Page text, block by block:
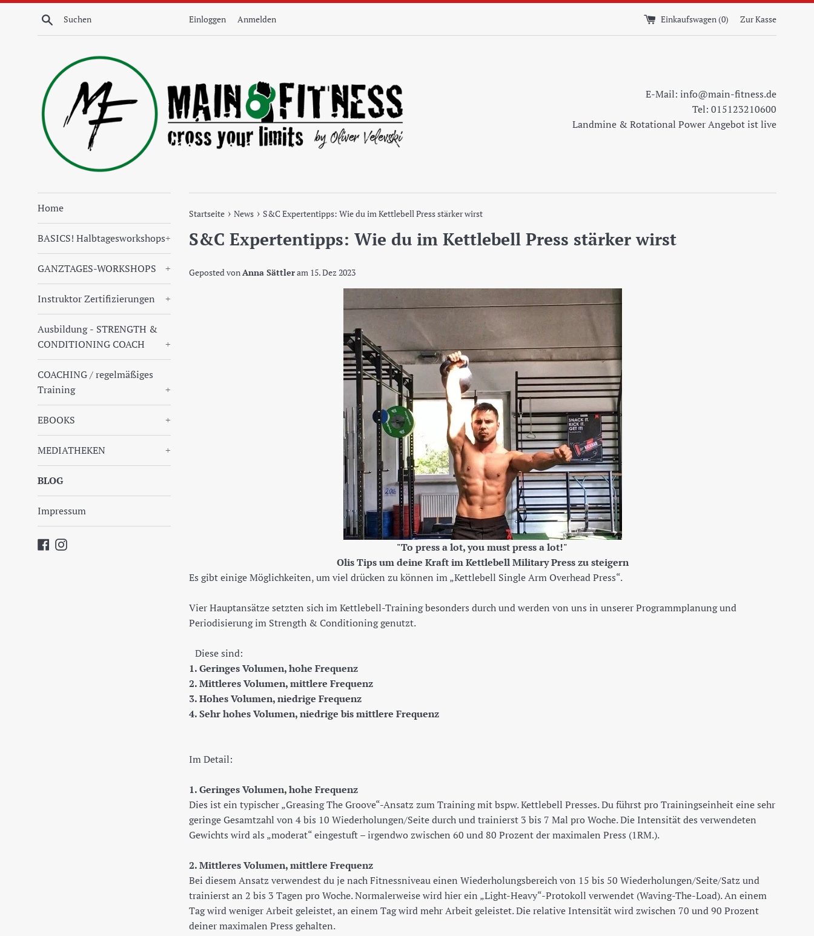
Direkt
Suchen Einloggen Anmelden Einkaufswagen (0) Zur Kasse
E-Mail: info@main-fitness.de
Tel: 015123210600
Landmine & Rotational Power Angebot ist live
Home
BASICS! Halbtagesworkshops+
GANZTAGES-WORKSHOPS +
Instruktor Zertifizierungen +
Ausbildung - STRENGTH &
CONDITIONING COACH
+
COACHING / regelmäßiges
Training
+
EBOOKS +
MEDIATHEKEN +
BLOG
Impressum
Facebook
Instagram
Startseite › News › S&C Expertentipps: Wie du im Kettlebell Press stärker wirst
S&C Expertentipps: Wie du im Kettlebell Press stärker wirst
Geposted vonAnna Sättleram 15. Dez 2023
"To press a lot, you must press a lot!"
Olis Tips um deine Kraft im Kettlebell Military Press zu steigern
Es gibt einige Möglichkeiten, um viel drücken zu können im „Kettlebell Single Arm Overhead Press“.
Vier Hauptansätze setzten sich im Kettlebell-Training besonders durch und werden von uns in unserer Programmplanung und
Periodisierung im Strength & Conditioning genutzt.
Diese sind:
1. Geringes Volumen, hohe Frequenz
2. Mittleres Volumen, mittlere Frequenz
3. Hohes Volumen, niedrige Frequenz
4. Sehr hohes Volumen, niedrige bis mittlere Frequenz
Im Detail:
1. Geringes Volumen, hohe Frequenz
Dies ist ein typischer „Greasing The Groove“-Ansatz zum Training mit bspw. Kettlebell Presses. Du führst pro Trainingseinheit eine sehr
geringe Gesamtzahl von 4 bis 10 Wiederholungen/Seite durch und trainierst 3 bis 7 Mal pro Woche. Die Intensität des verwendeten
Gewichts wird als „moderat“ eingestuft – irgendwo zwischen 60 und 80 Prozent der maximalen Press (1RM.).
2. Mittleres Volumen, mittlere Frequenz
Bei diesem Ansatz verwendest du je nach Fitnessniveau einen Wiederholungsbereich von 15 bis 50 Wiederholungen/Seite/Satz und
trainierst an 2 bis 3 Tagen pro Woche. Normalerweise wird hier ein „Light-Heavy“-Protokoll verwendet (Waving-The-Load). An einem
Tag wird weniger Arbeit geleistet, an einem Tag wird mehr Arbeit geleistet. Die relative Intensität wird zwischen 70 und 90 Prozent
deiner maximalen Press gehalten.